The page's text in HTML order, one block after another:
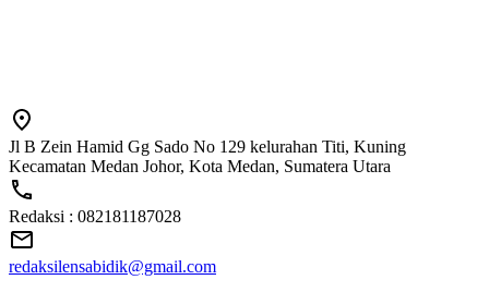
Jl B Zein Hamid Gg Sado No 129 kelurahan Titi, Kuning
Kecamatan Medan Johor, Kota Medan, Sumatera Utara
Redaksi : 082181187028
redaksilensabidik@gmail.com